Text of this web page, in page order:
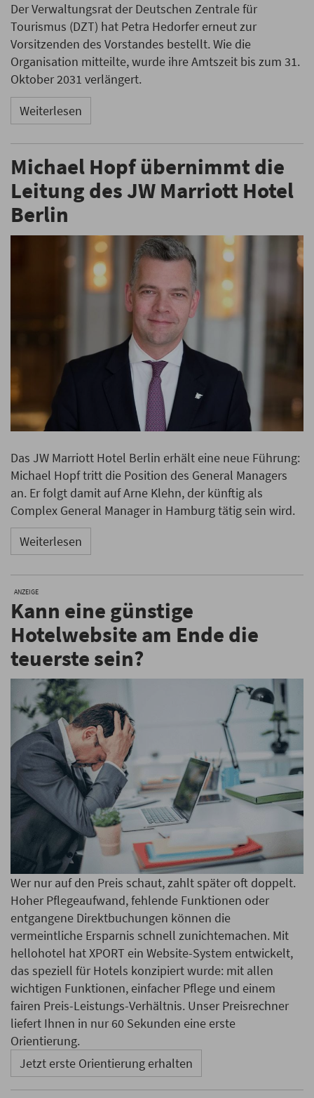
Der Verwaltungsrat der Deutschen Zentrale für
Tourismus (DZT) hat Petra Hedorfer erneut zur
Vorsitzenden des Vorstandes bestellt. Wie die
Organisation mitteilte, wurde ihre Amtszeit bis zum 31.
Oktober 2031 verlängert.
Weiterlesen
Michael Hopf übernimmt die
Leitung des JW Marriott Hotel
Berlin
Das JW Marriott Hotel Berlin erhält eine neue Führung:
Michael Hopf tritt die Position des General Managers
an. Er folgt damit auf Arne Klehn, der künftig als
Complex General Manager in Hamburg tätig sein wird.
Weiterlesen
ANZEIGE
Kann eine günstige
Hotelwebsite am Ende die
teuerste sein?
Wer nur auf den Preis schaut, zahlt später oft doppelt.
Hoher Pflegeaufwand, fehlende Funktionen oder
entgangene Direktbuchungen können die
vermeintliche Ersparnis schnell zunichtemachen. Mit
hellohotel hat XPORT ein Website-System entwickelt,
das speziell für Hotels konzipiert wurde: mit allen
wichtigen Funktionen, einfacher Pflege und einem
fairen Preis-Leistungs-Verhältnis. Unser Preisrechner
liefert Ihnen in nur 60 Sekunden eine erste
Orientierung.
Jetzt erste Orientierung erhalten